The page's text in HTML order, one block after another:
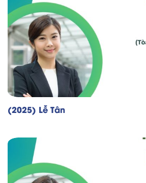
(2025) Lễ Tân